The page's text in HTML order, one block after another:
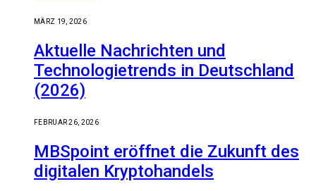
MÄRZ 19, 2026
Aktuelle Nachrichten und
Technologietrends in Deutschland
(2026)
FEBRUAR 26, 2026
MBSpoint eröffnet die Zukunft des
digitalen Kryptohandels